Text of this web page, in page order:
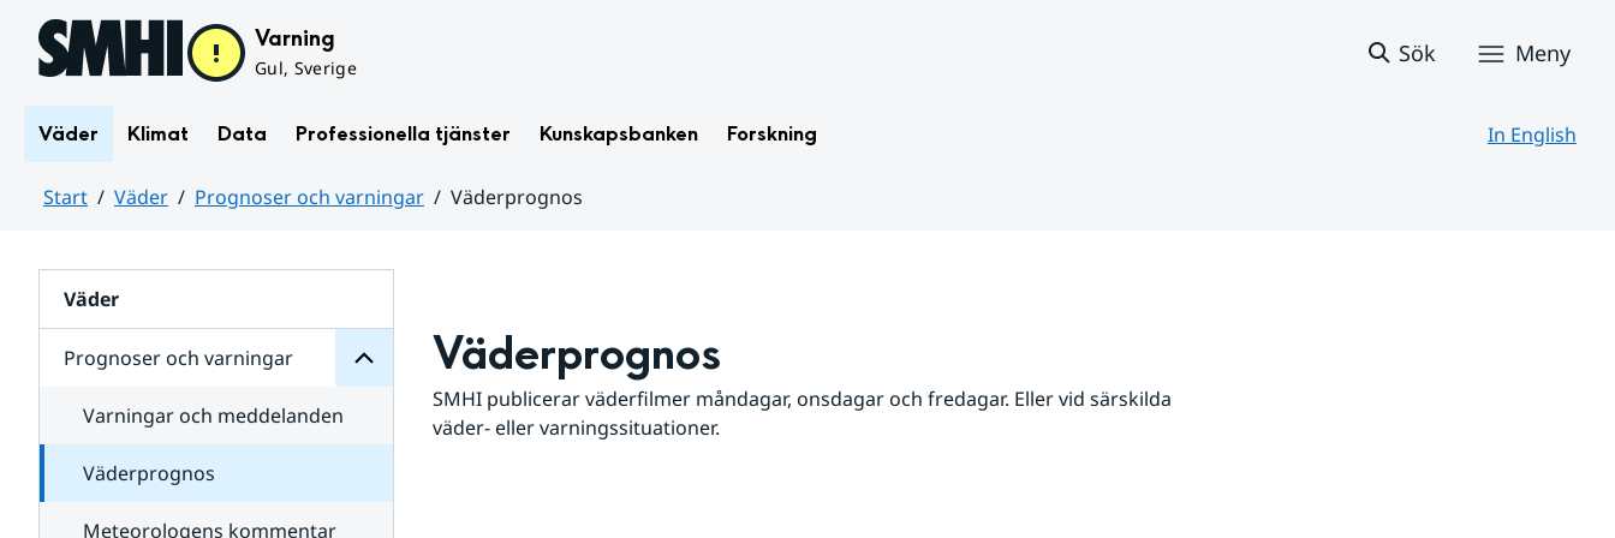
Hoppa till sidans innehåll Varning
Gul, Sverige
Sök Meny
Väder Klimat Data Professionella tjänster Kunskapsbanken Forskning In English
Start Väder Prognoser och varningar
Väderprognos
Väder
Prognoser och varningar
för
varningar
Varningar och meddelanden
Väderprognos
Meteorologens kommentar
Väderprognos
SMHI publicerar väderfilmer måndagar, onsdagar och fredagar. Eller vid särskilda
väder- eller varningssituationer.